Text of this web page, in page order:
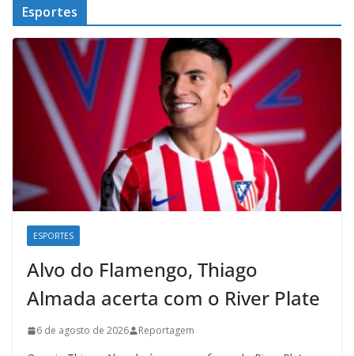
Esportes
ESPORTES
Alvo do Flamengo, Thiago
Almada acerta com o River Plate
6 de agosto de 2026 Reportagem